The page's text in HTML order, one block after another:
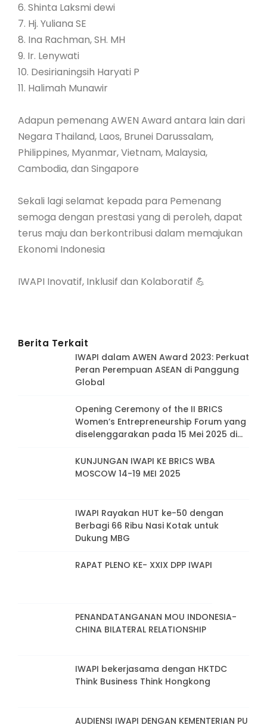
6. Shinta Laksmi dewi
7. Hj. Yuliana SE
8. Ina Rachman, SH. MH
9. Ir. Lenywati
10. Desirianingsih Haryati P
11. Halimah Munawir
Adapun pemenang AWEN Award antara lain dari
Negara Thailand, Laos, Brunei Darussalam,
Philippines, Myanmar, Vietnam, Malaysia,
Cambodia, dan Singapore
Sekali lagi selamat kepada para Pemenang
semoga dengan prestasi yang di peroleh, dapat
terus maju dan berkontribusi dalam memajukan
Ekonomi Indonesia
IWAPI Inovatif, Inklusif dan Kolaboratif 💪
Berita Terkait
IWAPI dalam AWEN Award 2023: Perkuat
Peran Perempuan ASEAN di Panggung
Global
Opening Ceremony of the II BRICS
Women’s Entrepreneurship Forum yang
diselenggarakan pada 15 Mei 2025 di
KUNJUNGAN IWAPI KE BRICS WBA
MOSCOW 14-19 MEI 2025
IWAPI Rayakan HUT ke-50 dengan
Berbagi 66 Ribu Nasi Kotak untuk
Dukung MBG
RAPAT PLENO KE- XXIX DPP IWAPI
PENANDATANGANAN MOU INDONESIA-
CHINA BILATERAL RELATIONSHIP
IWAPI bekerjasama dengan HKTDC
Think Business Think Hongkong
AUDIENSI IWAPI DENGAN KEMENTERIAN PU